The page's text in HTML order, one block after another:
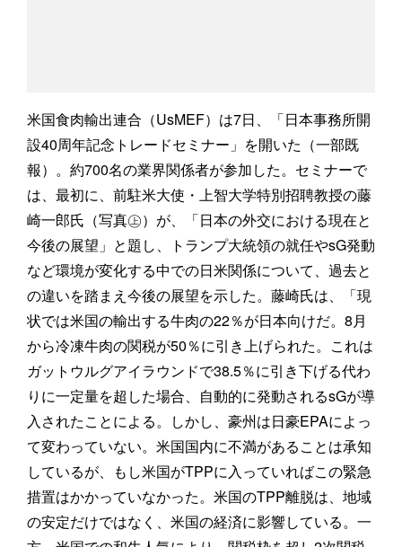
米国食肉輸出連合（UsMEF）は7日、「日本事務所開
設40周年記念トレードセミナー」を開いた（一部既
報）。約700名の業界関係者が参加した。セミナーで
は、最初に、前駐米大使・上智大学特別招聘教授の藤
崎一郎氏（写真㊤）が、「日本の外交における現在と
今後の展望」と題し、トランプ大統領の就任やsG発動
など環境が変化する中での日米関係について、過去と
の違いを踏まえ今後の展望を示した。藤崎氏は、「現
状では米国の輸出する牛肉の22％が日本向けだ。8月
から冷凍牛肉の関税が50％に引き上げられた。これは
ガットウルグアイラウンドで38.5％に引き下げる代わ
りに一定量を超した場合、自動的に発動されるsGが導
入されたことによる。しかし、豪州は日豪EPAによっ
て変わっていない。米国国内に不満があることは承知
しているが、もし米国がTPPに入っていればこの緊急
措置はかかっていなかった。米国のTPP離脱は、地域
の安定だけではなく、米国の経済に影響している。一